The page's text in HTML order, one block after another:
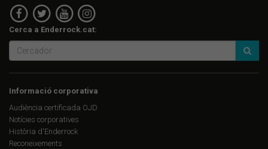
Cerca a Enderrock.cat:
Informació corporativa
Audiència certificada OJD
Notícies corporatives
Història d'Enderrock
Reconeixements